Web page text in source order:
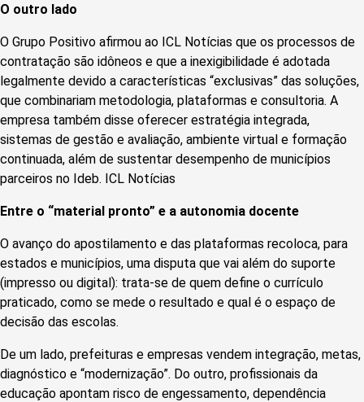
O outro lado
O Grupo Positivo afirmou ao ICL Notícias que os processos de
contratação são idôneos e que a inexigibilidade é adotada
legalmente devido a características “exclusivas” das soluções,
que combinariam metodologia, plataformas e consultoria. A
empresa também disse oferecer estratégia integrada,
sistemas de gestão e avaliação, ambiente virtual e formação
continuada, além de sustentar desempenho de municípios
parceiros no Ideb. ICL Notícias
Entre o “material pronto” e a autonomia docente
O avanço do apostilamento e das plataformas recoloca, para
estados e municípios, uma disputa que vai além do suporte
(impresso ou digital): trata-se de quem define o currículo
praticado, como se mede o resultado e qual é o espaço de
decisão das escolas.
De um lado, prefeituras e empresas vendem integração, metas,
diagnóstico e “modernização”. Do outro, profissionais da
educação apontam risco de engessamento, dependência